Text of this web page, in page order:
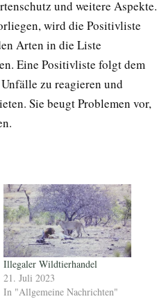
und weitere Aspekte.
wird die Positivliste
Arten in die Liste
Eine Positivliste folgt dem
zu reagieren und
Sie beugt Problemen vor,
Illegaler Wildtierhandel
21. Juli 2023
In "Allgemeine Nachrichten"